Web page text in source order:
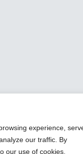
experience,
our traffic. By
our use of cookies.